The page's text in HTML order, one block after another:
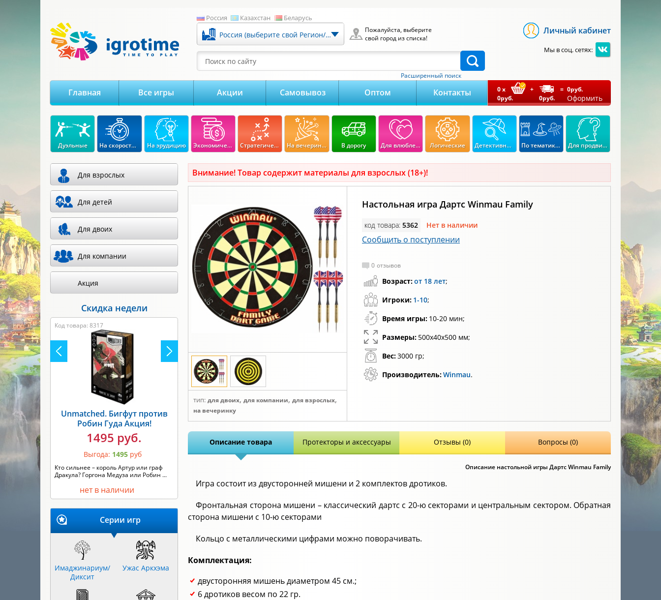
Россия Казахстан Беларусь
Россия (выберите свой Регион/Город)
Пожалуйста, выберите
свой город из списка!
Поиск по сайту
Расширенный поиск
Личный кабинет
Мы в соц. сетях:
Главная Все игры Акции Самовывоз Оптом Контакты 0x
0руб.
+
0руб.
= 0руб.
Оформить
Дуэльные На скорость реакции На эрудицию Экономические Стратегические На вечеринку В дорогу Для влюбленных Логические Детективные По тематикам Для продвинутых
Внимание! Товар содержит материалы для взрослых (18+)!
тип: для двоих, для компании, для взрослых,
на вечеринку
Настольная игра Дартс Winmau Family
код товара: 5362 Нет в наличии
Сообщить о поступлении
0 отзывов
Возраст:от 18 лет;
Игроки: 1-10;
Время игры: 10-20 мин;
Размеры: 500х40х500 мм;
Вес:3000 гр;
Производитель:Winmau.
Описание товара Протекторы и аксессуары Отзывы (0) Вопросы (0)
Описание настольной игры Дартс Winmau Family
Игра состоит из двусторонней мишени и 2 комплектов дротиков.
Фронтальная сторона мишени – классический дартс с 20-ю секторами и центральным сектором. Обратная
сторона мишени с 10-ю секторами
Кольцо с металлическими цифрами можно поворачивать.
Комплектация:
двусторонняя мишень диаметром 45 см.;
6 дротиков весом по 22 гр.
Для взрослых
Для детей
Для двоих
Для компании
Акция
Скидка недели
Код товара: 8317
Unmatched. Бигфут против
Робин Гуда Акция!
1495 руб.
Выгода: 1495 руб
Кто сильнее – король Артур или граф
Дракула? Горгона Медуза или Робин ...
нет в наличии
Серии игр
Имаджинариум/
Диксит
Ужас Аркхэма